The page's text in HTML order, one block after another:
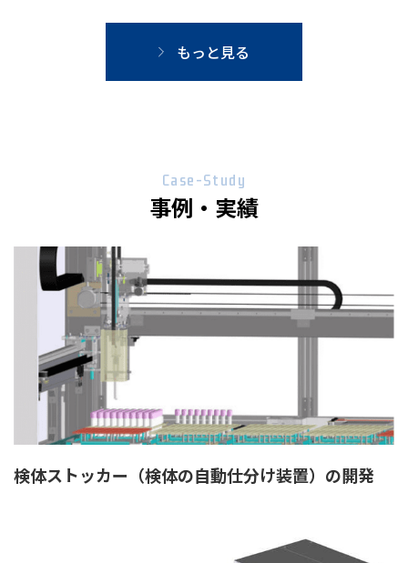
もっと見る
Case-Study
事例・実績
検体ストッカー（検体の自動仕分け装置）の開発